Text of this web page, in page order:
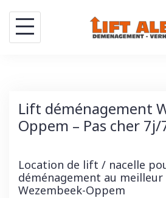
Skip
content
Lift déménagement
Oppem – Pas cher 7j/
Location de lift / nacelle
déménagement au
Wezembeek-Oppem